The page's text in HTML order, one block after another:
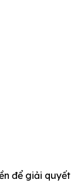
để giải